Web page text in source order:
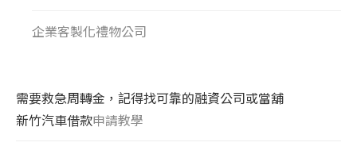
企業客製化禮物公司
需要救急周轉金，記得找可靠的融資公司或當舖
新竹汽車借款申請教學